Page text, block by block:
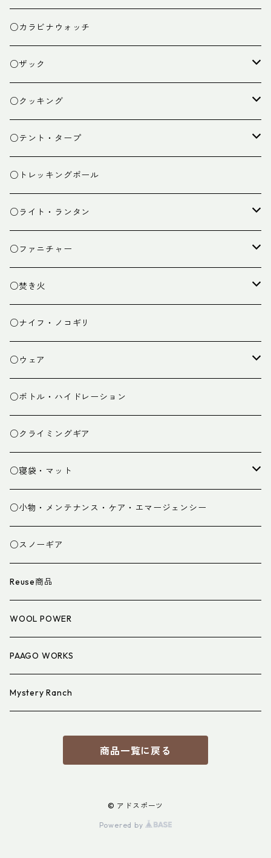
○カラビナウォッチ
○ザック
ザック
スタッフバッグ
ザック小物
○クッキング
クッカー
バーナー
カトラリー
クッキング小物
○テント・タープ
テント
タープ
ペグ・ハンマー・小物
○トレッキングポール
○ライト・ランタン
ライト
ランタン
○ファニチャー
テーブル
チェア
○焚き火
焚き火台
焚き火小物
○ナイフ・ノコギリ
○ウェア
ミドルレイヤー
ベースレイヤー
パンツ
グローブ
スパッツ・ゲイター
衣類小物
アイウェア
○ボトル・ハイドレーション
○クライミングギア
○寝袋・マット
寝袋
マット
寝具小物
○小物・メンテナンス・ケア・エマージェンシー
○スノーギア
Reuse商品
WOOL POWER
PAAGO WORKS
Mystery Ranch
商品一覧に戻る
© アドスポーツ
Powered by